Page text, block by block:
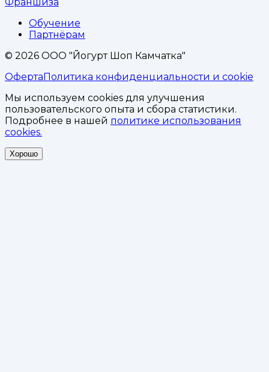
Обучение
Партнёрам
© 2026 ООО "Йогурт Шоп Камчатка"
ОфертаПолитика конфиденциальности и cookie
Мы используем cookies для улучшения
пользовательского опыта и сбора статистики.
Подробнее в нашей политике использования
cookies.
Хорошо